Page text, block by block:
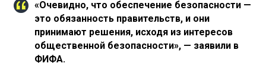
«Очевидно, что обеспечение безопасности —
это обязанность правительств, и они
принимают решения, исходя из интересов
общественной безопасности», — заявили в
ФИФА.